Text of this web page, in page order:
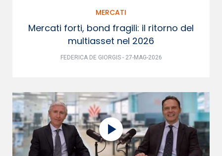
MERCATI
Mercati forti, bond fragili: il ritorno del
multiasset nel 2026
FEDERICA DE GIORGIS - 27-MAG-2026